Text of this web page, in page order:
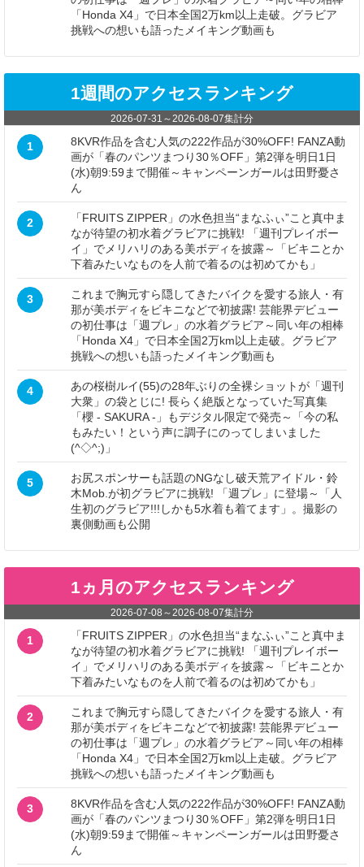
「Honda X4」で日本全国2万km以上走破。グラビア
挑戦への想いも語ったメイキング動画も
1週間のアクセスランキング
2026-07-31 ～2026-08-07集計分
1
8KVR作品を含む人気の222作品が30%OFF! FANZA動
画が「春のパンツまつり30％OFF」第2弾を明日1日
(水)朝9:59まで開催～キャンペーンガールは田野憂さ
ん
2
「FRUITS ZIPPER」の水色担当“まなふぃ”こと真中ま
なが待望の初水着グラビアに挑戦! 「週刊プレイボー
イ」でメリハリのある美ボディを披露～「ビキニとか
下着みたいなものを人前で着るのは初めてかも」
3
これまで胸元すら隠してきたバイクを愛する旅人・有
那が美ボディをビキニなどで初披露! 芸能界デビュー
の初仕事は「週プレ」の水着グラビア～同い年の相棒
「Honda X4」で日本全国2万km以上走破。グラビア
挑戦への想いも語ったメイキング動画も
4
あの桜樹ルイ(55)の28年ぶりの全裸ショットが「週刊
大衆」の袋とじに! 長らく絶版となっていた写真集
「櫻 - SAKURA -」もデジタル限定で発売～「今の私
もみたい！という声に調子にのってしまいました
(^◇^;)」
5
お尻スポンサーも話題のNGなし破天荒アイドル・鈴
木Mob.が初グラビアに挑戦! 「週プレ」に登場～「人
生初のグラビア!!!しかも5水着も着てます」。撮影の
裏側動画も公開
1ヵ月のアクセスランキング
2026-07-08 ～2026-08-07集計分
1
「FRUITS ZIPPER」の水色担当“まなふぃ”こと真中ま
なが待望の初水着グラビアに挑戦! 「週刊プレイボー
イ」でメリハリのある美ボディを披露～「ビキニとか
下着みたいなものを人前で着るのは初めてかも」
2
これまで胸元すら隠してきたバイクを愛する旅人・有
那が美ボディをビキニなどで初披露! 芸能界デビュー
の初仕事は「週プレ」の水着グラビア～同い年の相棒
「Honda X4」で日本全国2万km以上走破。グラビア
挑戦への想いも語ったメイキング動画も
3
8KVR作品を含む人気の222作品が30%OFF! FANZA動
画が「春のパンツまつり30％OFF」第2弾を明日1日
(水)朝9:59まで開催～キャンペーンガールは田野憂さ
ん